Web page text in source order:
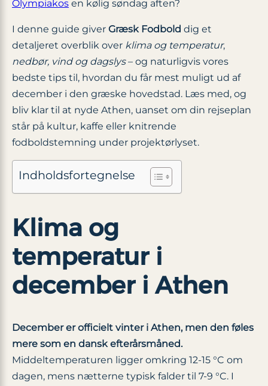
Olympiakos en kølig søndag aften?
I denne guide giver Græsk Fodbold dig et
detaljeret overblik over klima og temperatur,
nedbør, vind og dagslys– og naturligvis vores
bedste tips til, hvordan du får mest muligt ud af
december i den græske hovedstad. Læs med, og
bliv klar til at nyde Athen, uanset om din rejseplan
står på kultur, kaffe eller knitrende
fodboldstemning under projektørlyset.
Indholdsfortegnelse
Klima og
temperatur i
december i Athen
December er officielt vinter i Athen, men den føles
mere som en dansk efterårsmåned.
Middeltemperaturen ligger omkring 12-15 °C om
dagen, mens nætterne typisk falder til 7-9 °C. I